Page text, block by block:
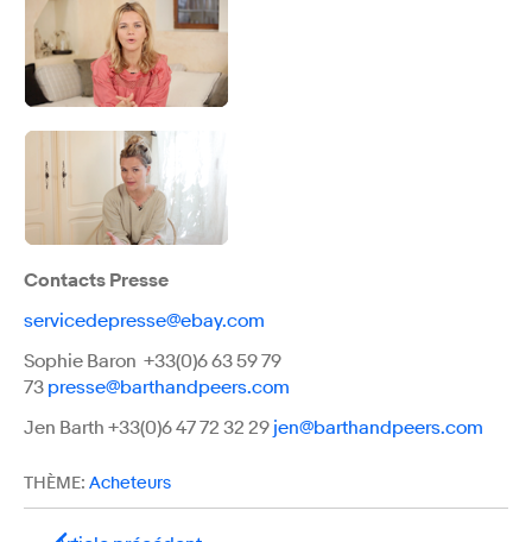
Contacts Presse
servicedepresse@ebay.com
Sophie Baron +33(0)6 63 59 79
73 presse@barthandpeers.com
Jen Barth +33(0)6 47 72 32 29 jen@barthandpeers.com
THÈME: Acheteurs